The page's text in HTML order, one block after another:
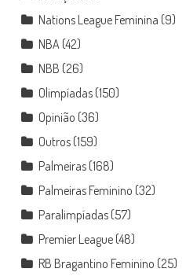
Nations League Feminina (9)
NBA (42)
NBB (26)
Olimpíadas(150)
Opinião (36)
Outros(159)
Palmeiras(168)
Palmeiras Feminino (32)
Paralimpíadas(57)
Premier League(48)
RB Bragantino Feminino (25)